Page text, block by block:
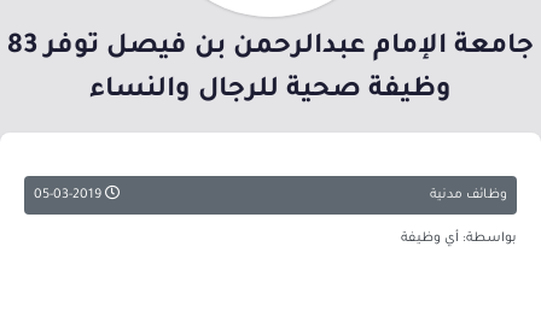
جامعة الإمام عبدالرحمن بن فيصل توفر 83
وظيفة صحية للرجال والنساء
وظائف مدنية
بواسطة: أي وظيفة